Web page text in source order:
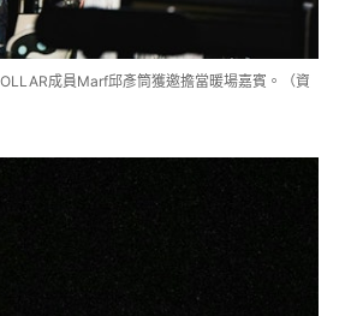
成員Marf邱彥筒獲邀擔當暖場嘉賓。（資